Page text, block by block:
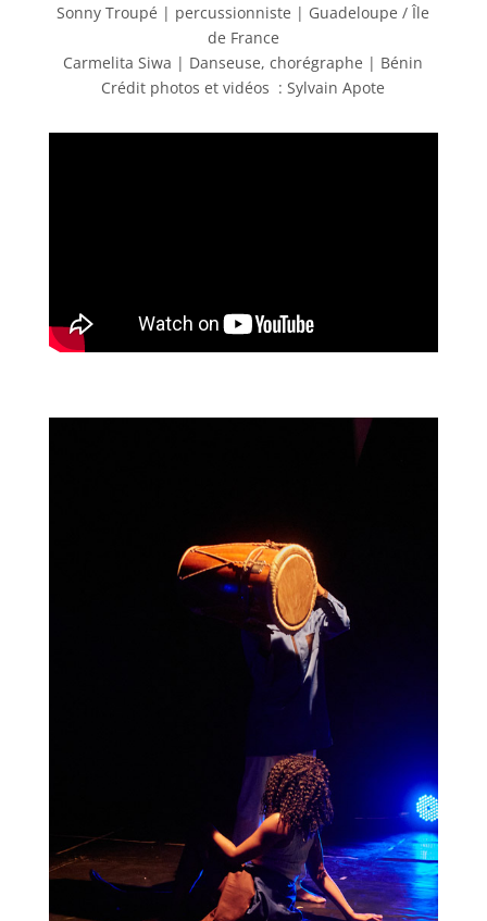
Sonny Troupé | percussionniste | Guadeloupe / Île
de France
Carmelita Siwa | Danseuse, chorégraphe | Bénin
Crédit photos et vidéos : Sylvain Apote